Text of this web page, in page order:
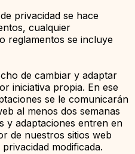
privacidad se hace
cualquier
reglamentos se incluye
de cambiar y adaptar
iniciativa propia. En ese
se le comunicarán
al menos dos semanas
y adaptaciones entren en
de nuestros sitios web
modificada.